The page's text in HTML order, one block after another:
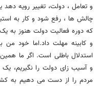
و تعامل ، دولت، تغییر رویه دهد
چالش ها ، رفع شود و کار به
که دوره فعالیت دولت هنوز به
و کابینه مهلت داد.اما خود
استدلال باطلی است. اگر ما
و آسیب زای دولت را نگیریم،
مردم را از دست می دهیم به